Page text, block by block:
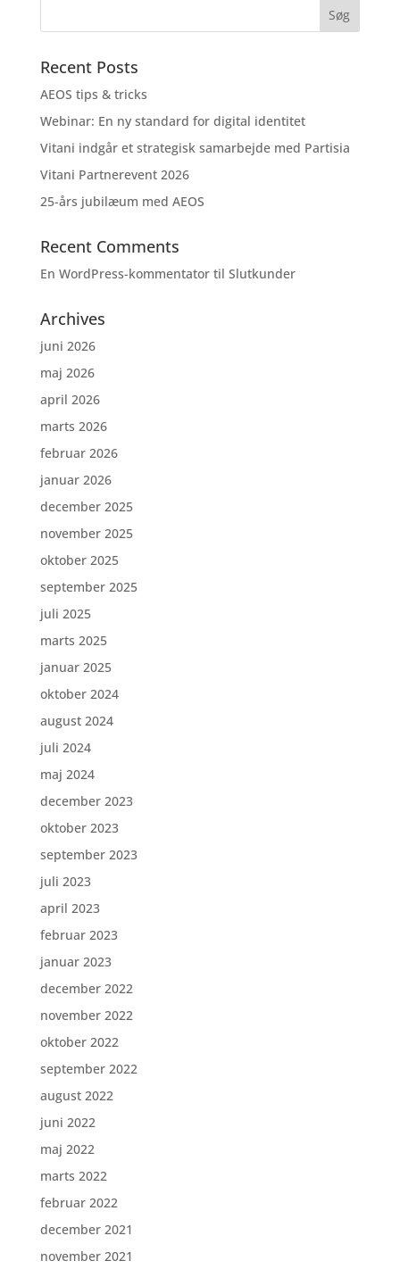
Recent Posts
AEOS tips & tricks
Webinar: En ny standard for digital identitet
Vitani indgår et strategisk samarbejde med Partisia
Vitani Partnerevent 2026
25-års jubilæum med AEOS
Recent Comments
En WordPress-kommentatortil Slutkunder
Archives
juni 2026
maj 2026
april 2026
marts 2026
februar 2026
januar 2026
december 2025
november 2025
oktober 2025
september 2025
juli 2025
marts 2025
januar 2025
oktober 2024
august 2024
juli 2024
maj 2024
december 2023
oktober 2023
september 2023
juli 2023
april 2023
februar 2023
januar 2023
december 2022
november 2022
oktober 2022
september 2022
august 2022
juni 2022
maj 2022
marts 2022
februar 2022
december 2021
november 2021